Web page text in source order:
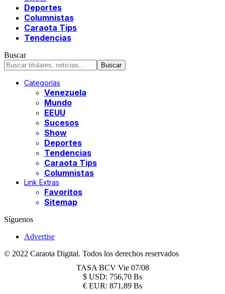
Deportes
Columnistas
Caraota Tips
Tendencias
Buscar
Categorías
Venezuela
Mundo
EEUU
Sucesos
Show
Deportes
Tendencias
Caraota Tips
Columnistas
Link Extras
Favoritos
Sitemap
Síguenos
Advertise
© 2022 Caraota Digital. Todos los derechos reservados
TASA BCV Vie 07/08
$ USD: 756,70 Bs
€ EUR: 871,89 Bs